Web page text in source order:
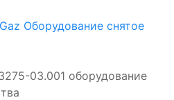
Оборудование снятое
03.001 оборудование